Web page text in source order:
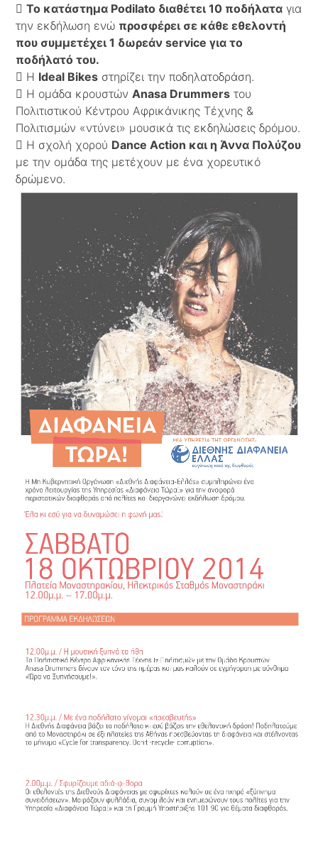
Το κατάστημα Podilato διαθέτει 10 ποδήλατα για
την εκδήλωση ενώ προσφέρει σε κάθε εθελοντή
που συμμετέχει 1 δωρεάν service για το
ποδήλατό του.
 Η Ideal Bikes στηρίζει την ποδηλατοδράση.
 Η ομάδα κρουστώνAnasa Drummers του
Πολιτιστικού Κέντρου Αφρικάνικης Τέχνης &
Πολιτισμών «ντύνει» μουσικά τις εκδηλώσεις δρόμου.
 Η σχολή χορού Dance Action και η Άννα Πολύζου
με την ομάδα της μετέχουν με ένα χορευτικό
δρώμενο.